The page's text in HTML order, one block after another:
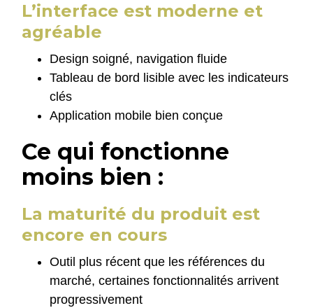
L’interface est moderne et
agréable
Design soigné, navigation fluide
Tableau de bord lisible avec les indicateurs
clés
Application mobile bien conçue
Ce qui fonctionne
moins bien :
La maturité du produit est
encore en cours
Outil plus récent que les références du
marché, certaines fonctionnalités arrivent
progressivement